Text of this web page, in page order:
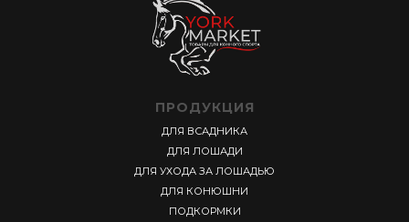
ПРОДУКЦИЯ
ДЛЯ ВСАДНИКА
ДЛЯ ЛОШАДИ
ДЛЯ УХОДА ЗА ЛОШАДЬЮ
ДЛЯ КОНЮШНИ
ПОДКОРМКИ